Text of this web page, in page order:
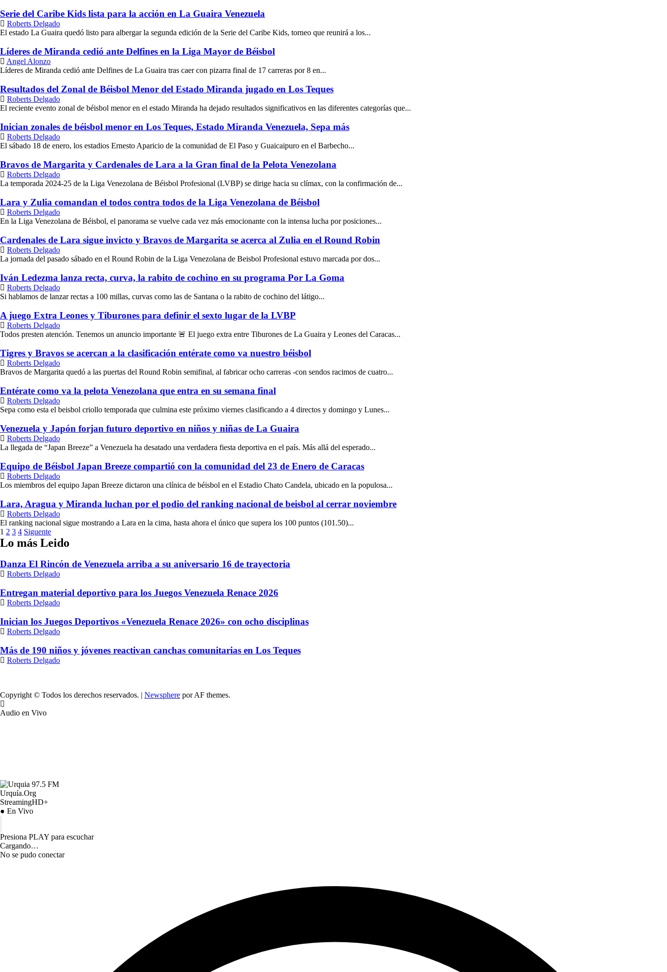
Serie del Caribe Kids lista para la acción en La Guaira Venezuela
Roberts Delgado
El estado La Guaira quedó listo para albergar la segunda edición de la Serie del Caribe Kids, torneo que reunirá a los...
Líderes de Miranda cedió ante Delfines en la Liga Mayor de Béisbol
Angel Alonzo
Líderes de Miranda cedió ante Delfines de La Guaira tras caer con pizarra final de 17 carreras por 8 en...
Resultados del Zonal de Béisbol Menor del Estado Miranda jugado en Los Teques
Roberts Delgado
El reciente evento zonal de béisbol menor en el estado Miranda ha dejado resultados significativos en las diferentes categorías que...
Inician zonales de béisbol menor en Los Teques, Estado Miranda Venezuela, Sepa más
Roberts Delgado
El sábado 18 de enero, los estadios Ernesto Aparicio de la comunidad de El Paso y Guaicaipuro en el Barbecho...
Bravos de Margarita y Cardenales de Lara a la Gran final de la Pelota Venezolana
Roberts Delgado
La temporada 2024-25 de la Liga Venezolana de Béisbol Profesional (LVBP) se dirige hacia su clímax, con la confirmación de...
Lara y Zulia comandan el todos contra todos de la Liga Venezolana de Béisbol
Roberts Delgado
En la Liga Venezolana de Béisbol, el panorama se vuelve cada vez más emocionante con la intensa lucha por posiciones...
Cardenales de Lara sigue invicto y Bravos de Margarita se acerca al Zulia en el Round Robin
Roberts Delgado
La jornada del pasado sábado en el Round Robin de la Liga Venezolana de Beisbol Profesional estuvo marcada por dos...
Iván Ledezma lanza recta, curva, la rabito de cochino en su programa Por La Goma
Roberts Delgado
Si hablamos de lanzar rectas a 100 millas, curvas como las de Santana o la rabito de cochino del látigo...
A juego Extra Leones y Tiburones para definir el sexto lugar de la LVBP
Roberts Delgado
Todos presten atención. Tenemos un anuncio importante 🚨 El juego extra entre Tiburones de La Guaira y Leones del Caracas...
Tigres y Bravos se acercan a la clasificación entérate como va nuestro béisbol
Roberts Delgado
Bravos de Margarita quedó a las puertas del Round Robin semifinal, al fabricar ocho carreras -con sendos racimos de cuatro...
Entérate como va la pelota Venezolana que entra en su semana final
Roberts Delgado
Sepa como esta el beisbol criollo temporada que culmina este próximo viernes clasificando a 4 directos y domingo y Lunes...
Venezuela y Japón forjan futuro deportivo en niños y niñas de La Guaira
Roberts Delgado
La llegada de “Japan Breeze” a Venezuela ha desatado una verdadera fiesta deportiva en el país. Más allá del esperado...
Equipo de Béisbol Japan Breeze compartió con la comunidad del 23 de Enero de Caracas
Roberts Delgado
Los miembros del equipo Japan Breeze dictaron una clínica de béisbol en el Estadio Chato Candela, ubicado en la populosa...
Lara, Aragua y Miranda luchan por el podio del ranking nacional de beisbol al cerrar noviembre
Roberts Delgado
El ranking nacional sigue mostrando a Lara en la cima, hasta ahora el único que supera los 100 puntos (101.50)...
Paginación
de
entradas
1 2 3 4 Siguente
Lo más Leido
Danza El Rincón de Venezuela arriba a su aniversario 16 de trayectoria
Roberts Delgado
Entregan material deportivo para los Juegos Venezuela Renace 2026
Roberts Delgado
Inician los Juegos Deportivos «Venezuela Renace 2026» con ocho disciplinas
Roberts Delgado
Más de 190 niños y jóvenes reactivan canchas comunitarias en Los Teques
Roberts Delgado
Copyright © Todos los derechos reservados. | Newsphere por AF themes.
Audio en Vivo
Urquía.Org
StreamingHD+
● En Vivo
Presiona PLAY para escuchar
Cargando…
No se pudo conectar